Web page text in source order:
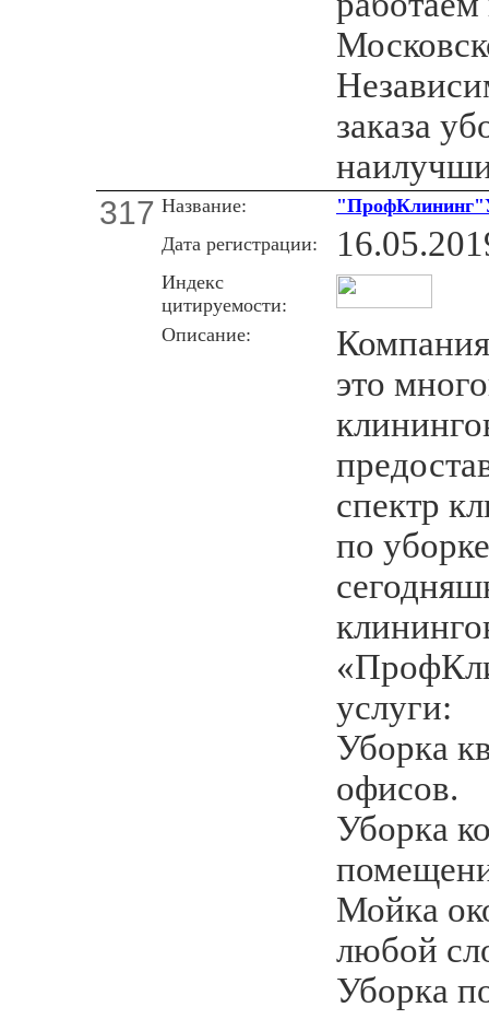
заказа
317 Название:
Дата регистрации:
Индекс
цитируемости:
Описание:
это
спектр
по
услуги:
Уборка
офисов.
Уборка
Мойка
любой
Уборка